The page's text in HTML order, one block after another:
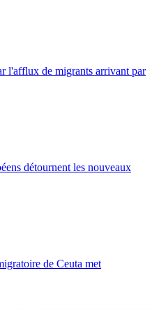
l'afflux de migrants arrivant par
détournent les nouveaux
de Ceuta met